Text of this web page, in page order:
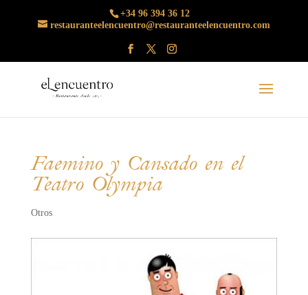
+34 96 394 36 12
restauranteelencuentro@restauranteelencuentro.com
Faemino y Cansado en el
Teatro Olympia
Otros